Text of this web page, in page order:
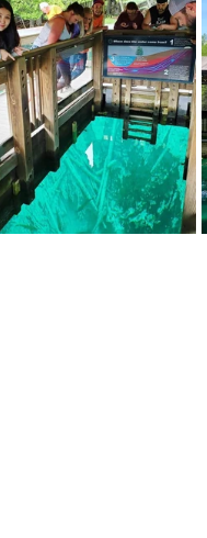
Brawley-맛집/여행지
Buena Park-맛집/여행지